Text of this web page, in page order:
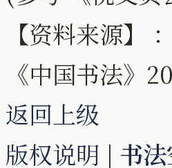
【资料来源】
《中国书法》
返回上级
版权说明 | 书